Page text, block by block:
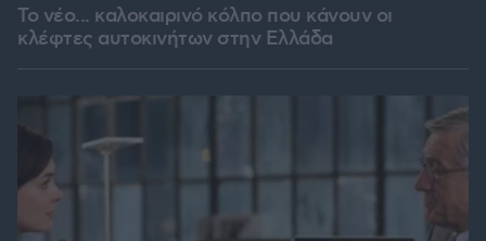
Το νέο... καλοκαιρινό κόλπο που κάνουν οι
κλέφτες αυτοκινήτων στην Ελλάδα